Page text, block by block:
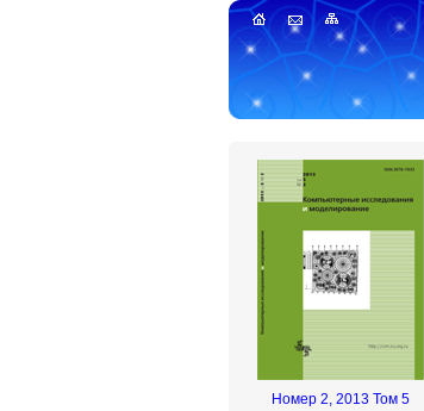
Номер 2, 2013 Том 5